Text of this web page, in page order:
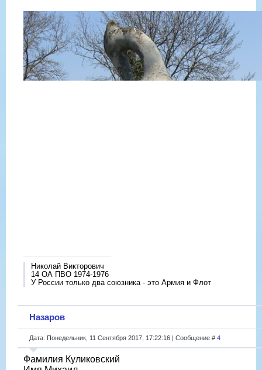
Николай Викторович
14 ОА ПВО 1974-1976
У России только два союзника - это Армия и Флот
Назаров
Дата: Понедельник, 11 Сентября 2017, 17:22:16 | Сообщение # 4
Фамилия Куликовский